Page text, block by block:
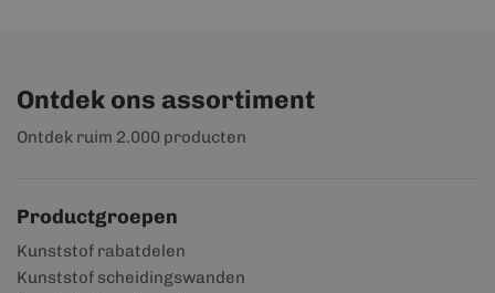
Ontdek ons assortiment
Ontdek ruim 2.000 producten
Productgroepen
Kunststof rabatdelen
Kunststof scheidingswanden